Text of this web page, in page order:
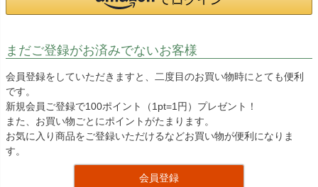
まだご登録がお済みでないお客様
会員登録をしていただきますと、二度目のお買い物時にとても便利
です。
新規会員ご登録で100ポイント（1pt=1円）プレゼント！
また、お買い物ごとにポイントがたまります。
お気に入り商品をご登録いただけるなどお買い物が便利になりま
す。
会員登録